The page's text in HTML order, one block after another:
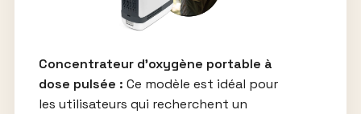
Concentrateur d’oxygène portable à
dose pulsée : Ce modèle est idéal pour
les utilisateurs qui recherchent un